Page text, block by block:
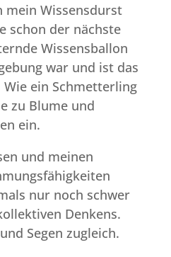
mein Wissensdurst
schon der nächste
Wissensballon
war und ist das
ein Schmetterling
zu Blume und
ein.
und meinen
nur noch schwer
Denkens.
Segen zugleich.